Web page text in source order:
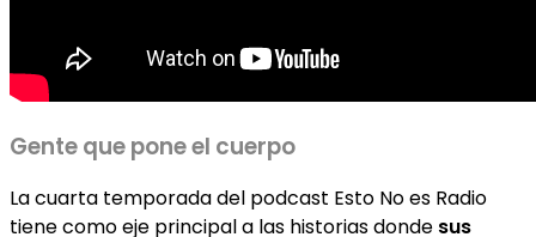
Gente que pone el cuerpo
La cuarta temporada del podcast Esto No es Radio
tiene como eje principal a las historias donde sus